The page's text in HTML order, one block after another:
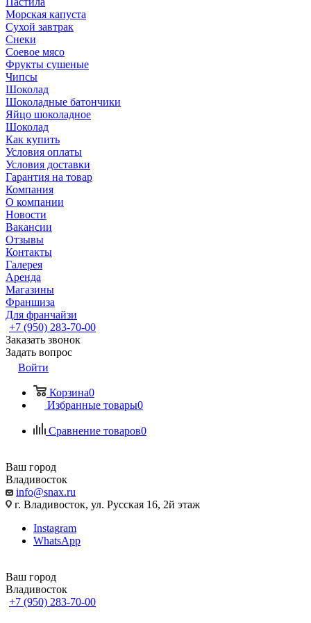
Морская капуста
Сухой завтрак
Снеки
Соевое мясо
Фрукты сушеные
Чипсы
Шоколад
Шоколадные батончики
Яйцо шоколадное
Шоколад
Как купить
Условия оплаты
Условия доставки
Гарантия на товар
Компания
О компании
Новости
Вакансии
Отзывы
Контакты
Галерея
Аренда
Магазины
Франшиза
Для франчайзи
+7 (950) 283-70-00
Заказать звонок
Задать вопрос
Войти
Корзина0
Избранные товары0
Сравнение товаров0
Ваш город
Владивосток
info@snax.ru
г. Владивосток, ул. Русская 16, 2й этаж
Instagram
WhatsApp
Ваш город
Владивосток
+7 (950) 283-70-00